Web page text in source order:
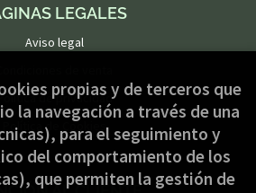
LEGALES
Aviso legal
de privacidad
Política de Cookies
propias y de terceros que
la navegación a través de una
para el seguimiento y
del comportamiento de los
que permiten la gestión de